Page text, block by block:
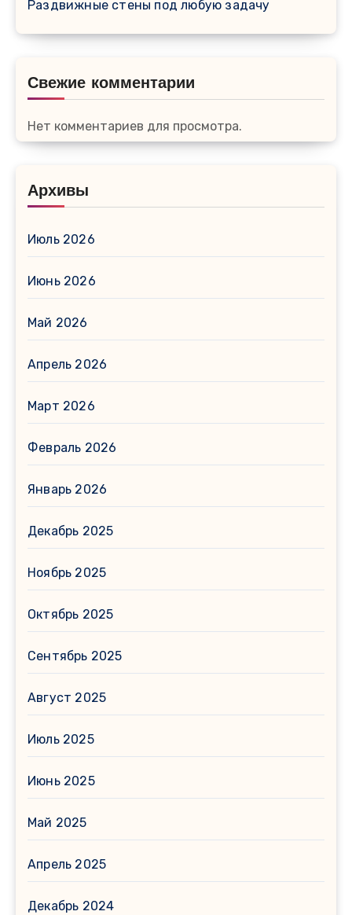
Раздвижные стены под любую задачу
Свежие комментарии
Нет комментариев для просмотра.
Архивы
Июль 2026
Июнь 2026
Май 2026
Апрель 2026
Март 2026
Февраль 2026
Январь 2026
Декабрь 2025
Ноябрь 2025
Октябрь 2025
Сентябрь 2025
Август 2025
Июль 2025
Июнь 2025
Май 2025
Апрель 2025
Декабрь 2024